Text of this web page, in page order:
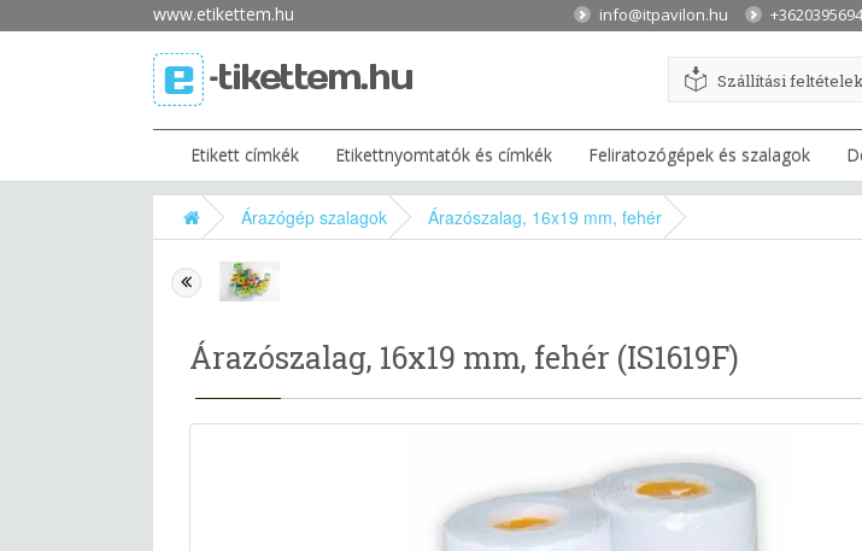
www.etikettem.hu info@itpavilon.hu
Szállítási
Etikett címkék Etikettnyomtatók és címkék Feliratozógépek és szalagok
Árazógép szalagok Árazószalag, 16x19 mm, fehér
Árazószalag, 16x19 mm, fehér (IS1619F)